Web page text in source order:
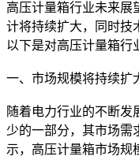
高压计量箱行业未来展
计将持续扩大，同时技
以下是对高压计量箱行
一、市场规模将持续扩
随着电力行业的不断发
少的一部分，其市场需
示，高压计量箱市场规